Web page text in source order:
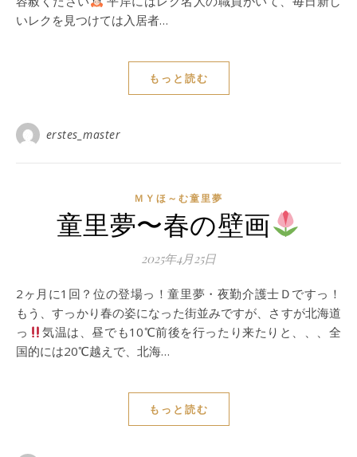
いレクを見つけては入居者…
もっと読む
erstes_master
ＭＹほ～む童里夢
童里夢〜春の壁画
2025年4月25日
2ヶ月に1回？位の登場っ！童里夢・夜勤介護士Ｄですっ！
もう、すっかり春の姿になった街並みですが、さすが北海道
っ
気温は、昼でも10℃前後を行ったり来たりと、、、全
国的には20℃越えで、北海…
もっと読む